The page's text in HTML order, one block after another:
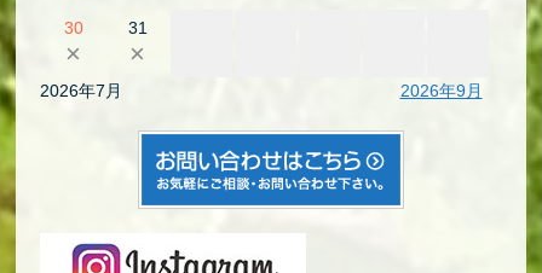
30
×
31
×
2026年7月 2026年9月